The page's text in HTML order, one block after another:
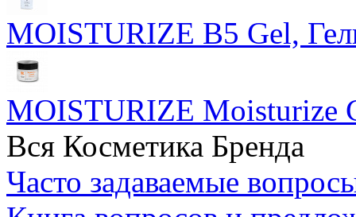
MOISTURIZE B5 Gel,
MOISTURIZE Moisturize
Вся Косметика Бренда
Часто задаваемые